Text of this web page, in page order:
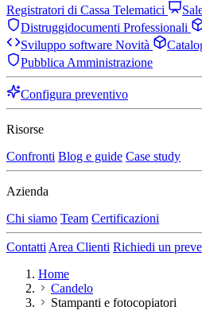
Registratori di Cassa Telematici
Distruggidocumenti Professionali
Sviluppo software Novità
Pubblica Amministrazione
Configura preventivo
Risorse
Confronti Blog e guide Case study
Azienda
Chi siamo Team Certificazioni
Contatti Area Clienti Richiedi un
Home
Candelo
Stampanti e fotocopiatori